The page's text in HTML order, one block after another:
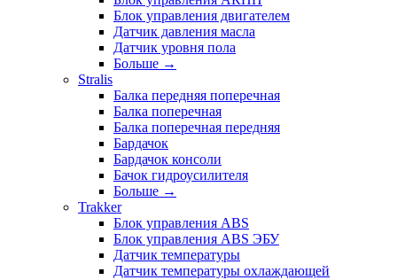
Блок управления двигателем
Датчик давления масла
Датчик уровня пола
Больше →
Stralis
Балка передняя поперечная
Балка поперечная
Балка поперечная передняя
Бардачок
Бардачок консоли
Бачок гидроусилителя
Больше →
Trakker
Блок управления ABS
Блок управления ABS ЭБУ
Датчик температуры
Датчик температуры охлаждающей